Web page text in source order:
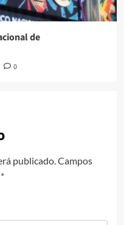
de
0
publicado.Campos
*